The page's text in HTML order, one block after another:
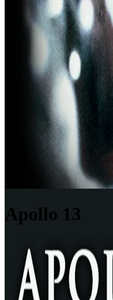
Apollo 13